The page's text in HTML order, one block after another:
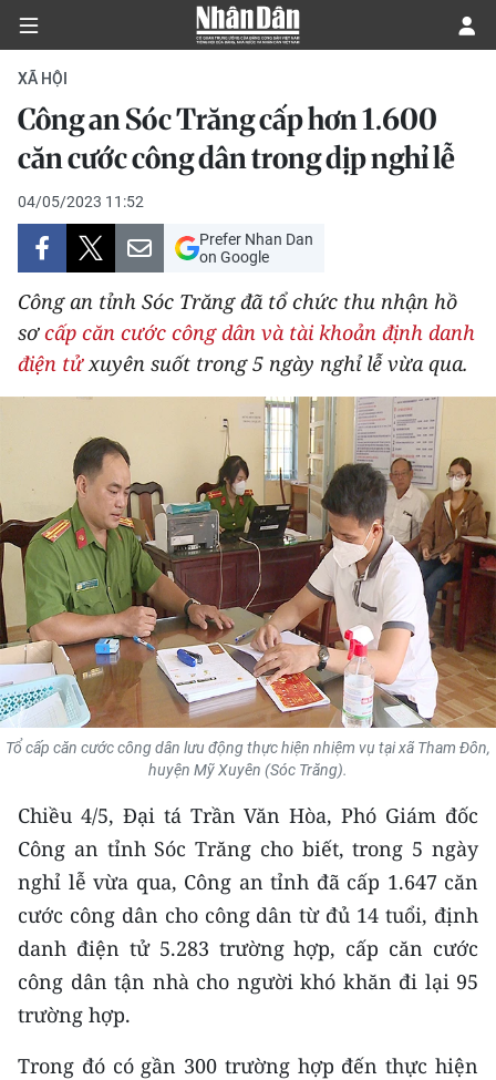
CHÍNH TRỊ
KINH TẾ
VĂN HÓA
XÃ HỘI
PHÁP LUẬT
THẾ GIỚI
THỂ THAO
GIÁO DỤC
Y TẾ
KHOA HỌC - CÔNG NGHỆ
MÔI TRƯỜNG
KIỂM CHỨNG THÔNG TIN
TRI THỨC CHUYÊN SÂU
54 DÂN TỘC VIỆT NAM
CHƯƠNG TRÌNH OCOP - MỖI XÃ
MỘT SẢN PHẨM
XÃ HỘI
Công an Sóc Trăng cấp hơn 1.600
căn cước công dân trong dịp nghỉ lễ
04/05/2023 11:52
Prefer Nhan Dan
on Google
Công an tỉnh Sóc Trăng đã tổ chức thu nhận hồ
sơcấp căn cước công dân và tài khoản định danh
điện tửxuyên suốt trong 5 ngày nghỉ lễ vừa qua.
Tổ cấp căn cước công dân lưu động thực hiện nhiệm vụ tại xã Tham Đôn,
huyện Mỹ Xuyên (Sóc Trăng).
Chiều 4/5, Đại tá Trần Văn Hòa, Phó Giám đốc
Công an tỉnh Sóc Trăng cho biết, trong 5 ngày
nghỉ lễ vừa qua, Công an tỉnh đã cấp 1.647 căn
cước công dân cho công dân từ đủ 14 tuổi, định
danh điện tử 5.283 trường hợp, cấp căn cước
công dân tận nhà cho người khó khăn đi lại 95
trường hợp.
Trong đó có gần 300 trường hợp đến thực hiện